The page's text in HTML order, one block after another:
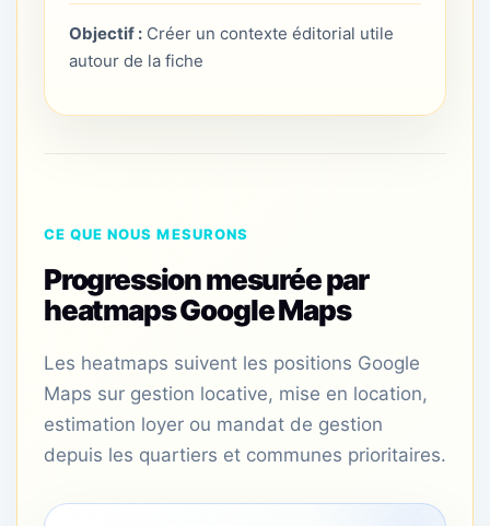
Objectif : Créer un contexte éditorial utile
autour de la fiche
CE QUE NOUS MESURONS
Progression mesurée par
heatmaps Google Maps
Les heatmaps suivent les positions Google
Maps sur gestion locative, mise en location,
estimation loyer ou mandat de gestion
depuis les quartiers et communes prioritaires.